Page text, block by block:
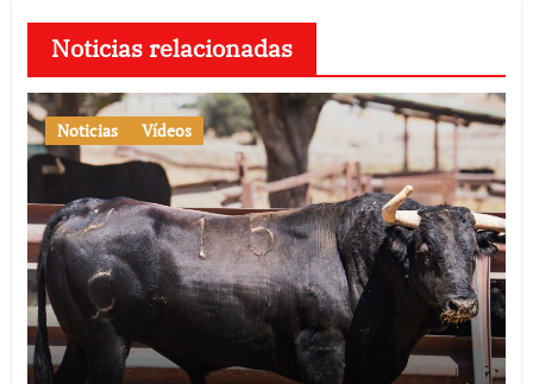
Noticias relacionadas
Noticias Vídeos